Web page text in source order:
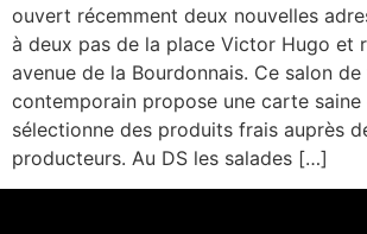
ouvert récemment deux nouvelles
à deux pas de la place Victor Hugo et
avenue de la Bourdonnais. Ce salon de
contemporain propose une carte
sélectionne des produits frais auprès
producteurs. Au DS les salades […]